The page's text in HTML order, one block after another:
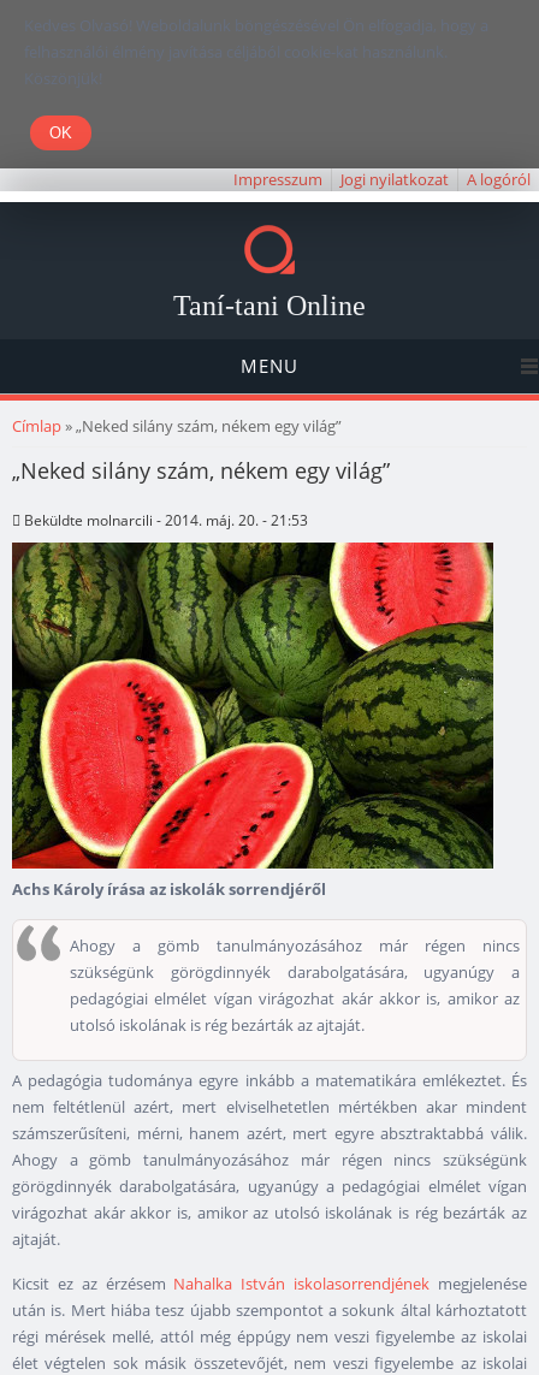
Kedves Olvasó! Weboldalunk böngészésével Ön elfogadja, hogy a
felhasználói élmény javítása céljából cookie-kat használunk.
Köszönjük!
Impresszum Jogi nyilatkozat A logóról
Taní-tani Online
MENU
Jelenlegi hely
Címlap» „Neked silány szám, nékem egy világ”
„Neked silány szám, nékem egy világ”
Beküldte molnarcili - 2014. máj. 20. - 21:53
Achs Károly írása az iskolák sorrendjéről
Ahogy a gömb tanulmányozásához már régen nincs
szükségünk görögdinnyék darabolgatására, ugyanúgy a
pedagógiai elmélet vígan virágozhat akár akkor is, amikor az
utolsó iskolának is rég bezárták az ajtaját.
A pedagógia tudománya egyre inkább a matematikára emlékeztet. És
nem feltétlenül azért, mert elviselhetetlen mértékben akar mindent
számszerűsíteni, mérni, hanem azért, mert egyre absztraktabbá válik.
Ahogy a gömb tanulmányozásához már régen nincs szükségünk
görögdinnyék darabolgatására, ugyanúgy a pedagógiai elmélet vígan
virágozhat akár akkor is, amikor az utolsó iskolának is rég bezárták az
ajtaját.
Kicsit ez az érzésem Nahalka István iskolasorrendjének megjelenése
után is. Mert hiába tesz újabb szempontot a sokunk által kárhoztatott
régi mérések mellé, attól még éppúgy nem veszi figyelembe az iskolai
élet végtelen sok másik összetevőjét, nem veszi figyelembe az iskolai